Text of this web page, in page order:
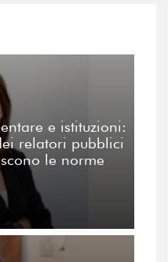
e istituzioni:
relatori pubblici
le norme